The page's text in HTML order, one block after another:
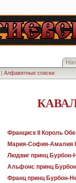
| Алфавитные списки
Франциск II Король
Мария-София-Амалия
Людвиг принц Бурбон-
Альфонс принц
Франц принц Бурбон-